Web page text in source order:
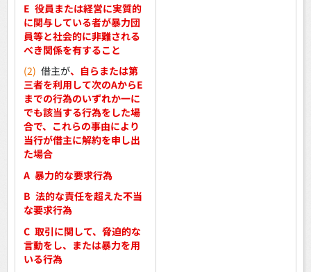
E 役員または経営に実質的
に関与している者が暴力団
員等と社会的に非難される
べき関係を有すること
(2) 借主が、自らまたは第
三者を利用して次のAからE
までの行為のいずれか一に
でも該当する行為をした場
合で、これらの事由により
当行が借主に解約を申し出
た場合
A 暴力的な要求行為
B 法的な責任を超えた不当
な要求行為
C 取引に関して、脅迫的な
言動をし、または暴力を用
いる行為